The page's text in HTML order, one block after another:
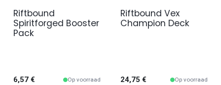
Riftbound
Spiritforged Booster
Pack
6,57 € Op voorraad
Riftbound Vex
Champion Deck
24,75 € Op voorraad